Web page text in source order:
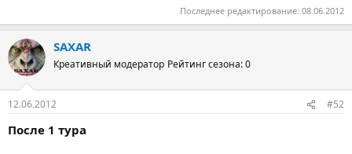
Последнее редактирование: 08.06.2012
SAXAR
Креативный модератор Рейтинг сезона: 0
12.06.2012 #52
После 1 тура